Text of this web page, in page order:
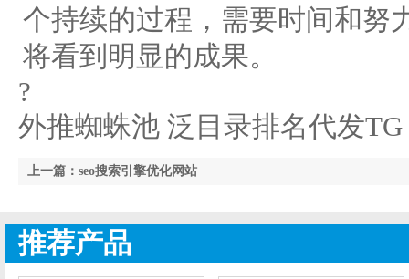
个持续的过程，需要时间和努
将看到明显的成果。
?
外推蜘蛛池 泛目录排名代发TG
上一篇：seo搜索引擎优化网站
推荐产品